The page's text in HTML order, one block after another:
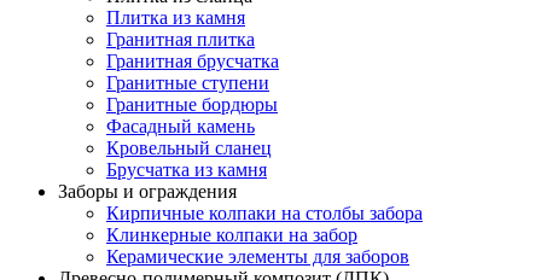
Плитка из камня
Гранитная плитка
Гранитная брусчатка
Гранитные ступени
Гранитные бордюры
Фасадный камень
Кровельный сланец
Брусчатка из камня
Заборы и ограждения
Кирпичные колпаки на столбы забора
Клинкерные колпаки на забор
Керамические элементы для заборов